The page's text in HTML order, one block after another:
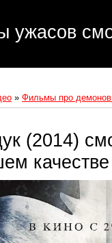
ужасов
» Фильмы про демонов
(2014)